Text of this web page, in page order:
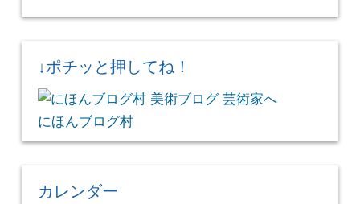
↓ポチッと押してね！
にほんブログ村
カレンダー